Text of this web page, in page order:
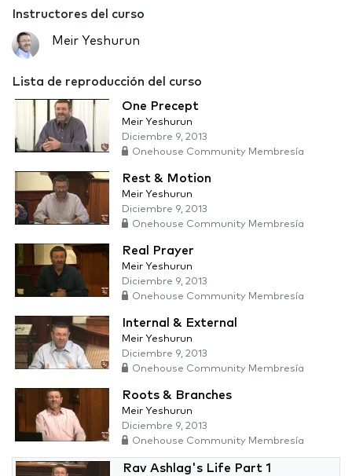
Instructores del curso
Meir Yeshurun
Lista de reproducción del curso
One Precept
Meir Yeshurun
Diciembre 9, 2013
Onehouse Community Membresía
Rest & Motion
Meir Yeshurun
Diciembre 9, 2013
Onehouse Community Membresía
Real Prayer
Meir Yeshurun
Diciembre 9, 2013
Onehouse Community Membresía
Internal & External
Meir Yeshurun
Diciembre 9, 2013
Onehouse Community Membresía
Roots & Branches
Meir Yeshurun
Diciembre 9, 2013
Onehouse Community Membresía
Rav Ashlag's Life Part 1